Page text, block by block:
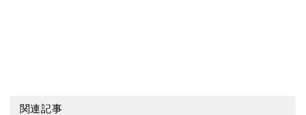
関連記事